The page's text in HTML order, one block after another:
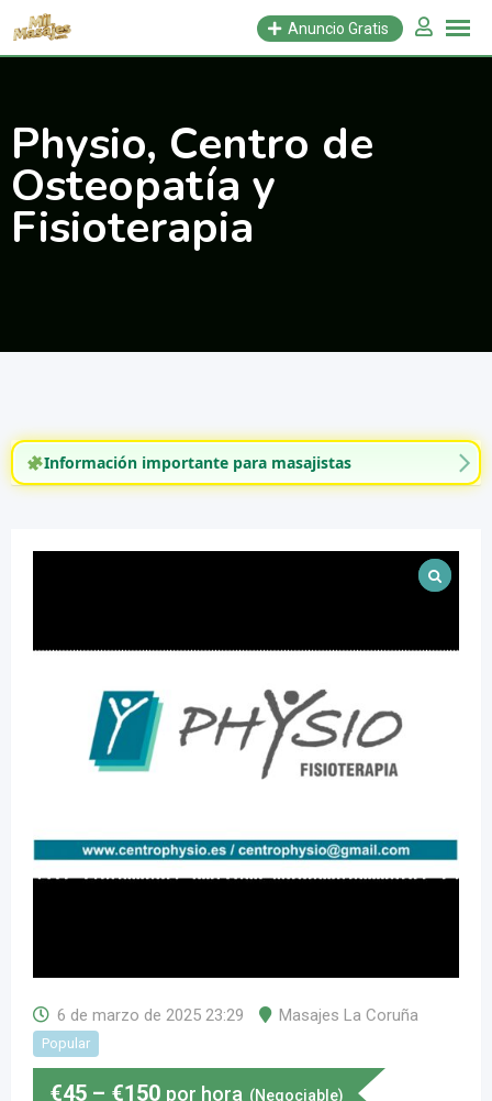
Saltar
Anuncio Gratis
Physio, Centro de
Osteopatía y
Fisioterapia
Información importante para masajistas
6 de marzo de 2025 23:29 Masajes La Coruña
Popular
€45 – €150 por hora (Negociable)